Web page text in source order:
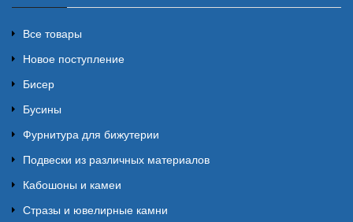
Все товары
Новое поступление
Бисер
Бусины
Фурнитура для бижутерии
Подвески из различных материалов
Кабошоны и камеи
Стразы и ювелирные камни